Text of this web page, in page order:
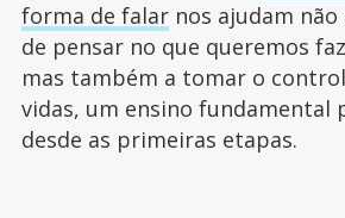
forma de falarnos ajudam não
de pensar no que queremos
mas também a tomar o
vidas, um ensino fundamental
desde as primeiras etapas.